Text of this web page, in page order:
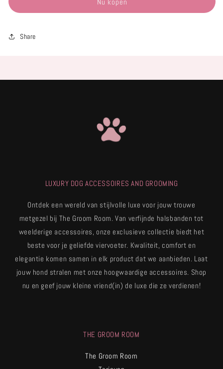
Share
LUXURY DOG ACCESSOIRES AND GROOMING
Ontdek een wereld van stijlvolle luxe voor jouw trouwe
metgezel bij The Groom Room. Van verfijnde halsbanden tot
weelderige accessoires, onze exclusieve collectie biedt het
beste voor je geliefde viervoeter. Kwaliteit, comfort en
elegantie komen samen in elk product dat we aanbieden. Laat
jouw hond stralen met onze hoogwaardige accessoires. Shop
nu en geef jouw kleine vriend(in) de luxe die ze verdienen!
THE GROOM ROOM
The Groom Room